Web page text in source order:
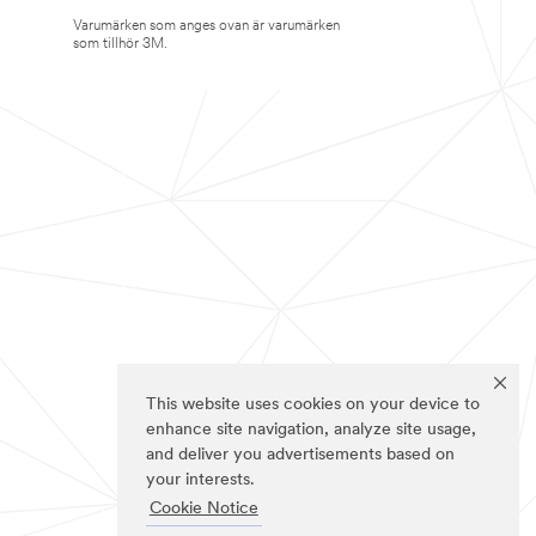
This website uses cookies on your device to
enhance site navigation, analyze site usage,
and deliver you advertisements based on
your interests.
Cookie Notice
Varumärken som anges ovan är varumärken
som tillhör 3M.